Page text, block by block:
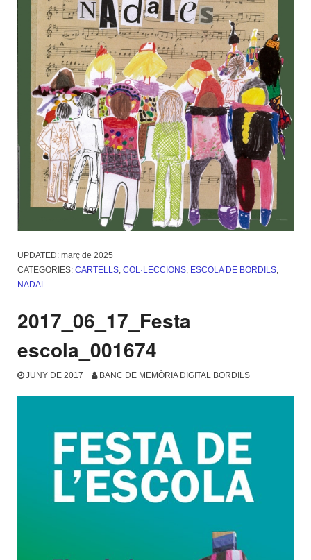
UPDATED: març de 2025
CATEGORIES: CARTELLS COL·LECCIONS ESCOLA DE BORDILS
NADAL
2017_06_17_Festa
escola_001674
JUNY DE 2017 BANC DE MEMÒRIA DIGITAL BORDILS